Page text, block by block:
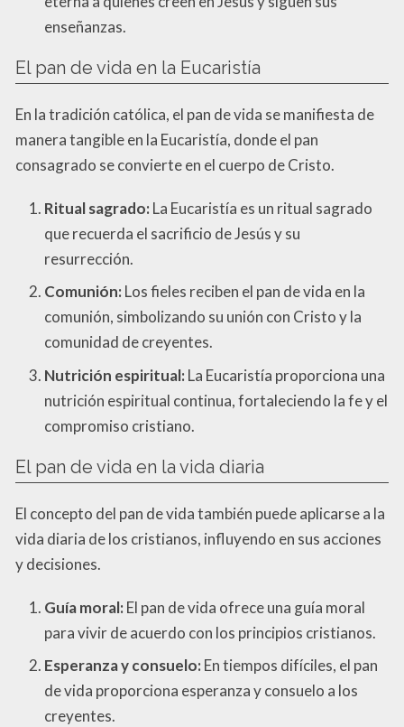
enseñanzas.
El pan de vida en la Eucaristía
En la tradición católica, el pan de vida se manifiesta de
manera tangible en la Eucaristía, donde el pan
consagrado se convierte en el cuerpo de Cristo.
Ritual sagrado: La Eucaristía es un ritual sagrado
que recuerda el sacrificio de Jesús y su
resurrección.
Comunión: Los fieles reciben el pan de vida en la
comunión, simbolizando su unión con Cristo y la
comunidad de creyentes.
Nutrición espiritual: La Eucaristía proporciona una
nutrición espiritual continua, fortaleciendo la fe y el
compromiso cristiano.
El pan de vida en la vida diaria
El concepto del pan de vida también puede aplicarse a la
vida diaria de los cristianos, influyendo en sus acciones
y decisiones.
Guía moral: El pan de vida ofrece una guía moral
para vivir de acuerdo con los principios cristianos.
Esperanza y consuelo: En tiempos difíciles, el pan
de vida proporciona esperanza y consuelo a los
creyentes.